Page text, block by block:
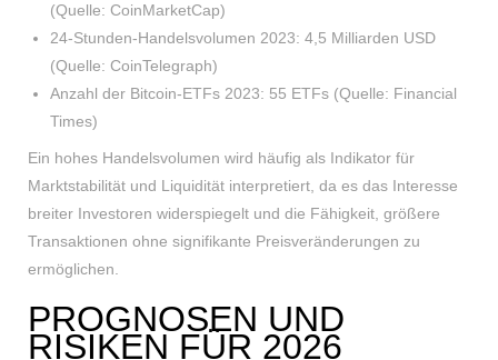
(Quelle: CoinMarketCap)
24-Stunden-Handelsvolumen 2023: 4,5 Milliarden USD
(Quelle: CoinTelegraph)
Anzahl der Bitcoin-ETFs 2023: 55 ETFs (Quelle: Financial
Times)
Ein hohes Handelsvolumen wird häufig als Indikator für
Marktstabilität und Liquidität interpretiert, da es das Interesse
breiter Investoren widerspiegelt und die Fähigkeit, größere
Transaktionen ohne signifikante Preisveränderungen zu
ermöglichen.
PROGNOSEN UND
RISIKEN FÜR 2026